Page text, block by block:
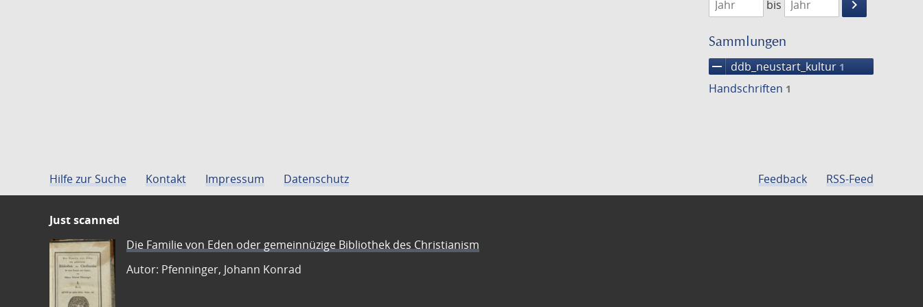
bis
keyboard_arrow_right
Suche
Sammlungen
remove ddb_neustart_kultur 1
Handschriften 1
Hilfe zur Suche Kontakt Impressum Datenschutz Feedback RSS-Feed
Just scanned
Die Familie von Eden oder gemeinnüzige Bibliothek des Christianism
Autor: Pfenninger, Johann Konrad